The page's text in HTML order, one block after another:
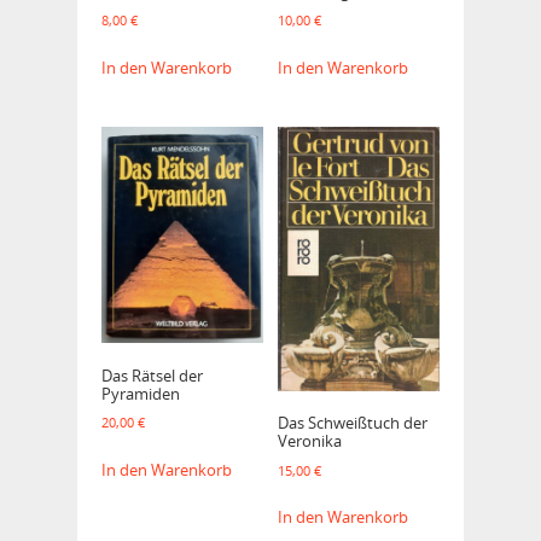
8,00 €
In den Warenkorb
10,00 €
In den Warenkorb
Das Rätsel der
Pyramiden
20,00 €
In den Warenkorb
Das Schweißtuch der
Veronika
15,00 €
In den Warenkorb